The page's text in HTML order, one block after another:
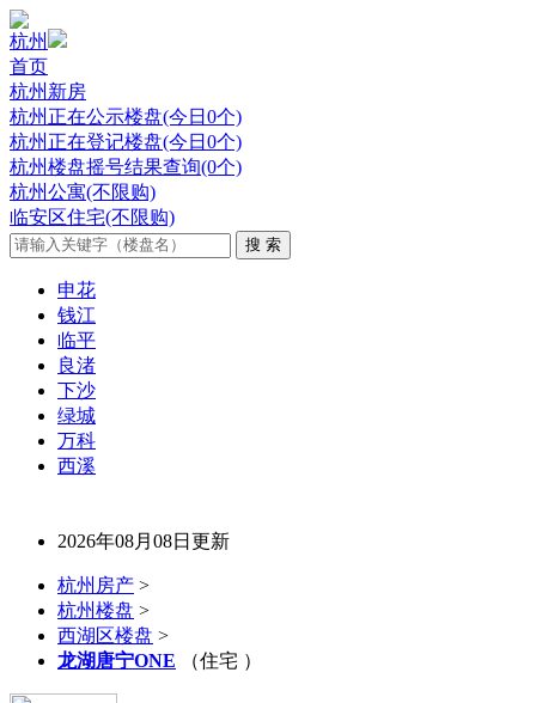
杭州
首页
杭州新房
杭州正在公示楼盘(今日0个)
杭州正在登记楼盘(今日0个)
杭州楼盘摇号结果查询(0个)
杭州公寓(不限购)
临安区住宅(不限购)
申花
钱江
临平
良渚
下沙
绿城
万科
西溪
2026年08月08日更新
杭州房产 >
杭州楼盘 >
西湖区楼盘 >
龙湖唐宁ONE （住宅 ）